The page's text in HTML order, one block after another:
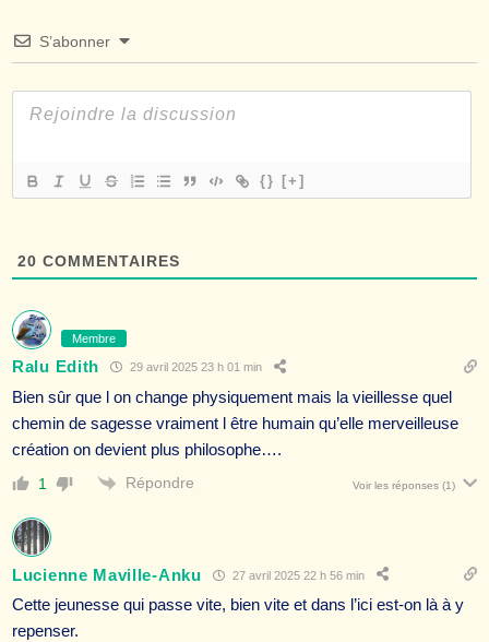
S’abonner
{} [+]
20 COMMENTAIRES
Membre
Ralu Edith 29 avril 2025 23 h 01 min
Bien sûr que l on change physiquement mais la vieillesse quel
chemin de sagesse vraiment l être humain qu’elle merveilleuse
création on devient plus philosophe….
1 Répondre Voir les réponses (1)
Lucienne Maville-Anku 27 avril 2025 22 h 56 min
Cette jeunesse qui passe vite, bien vite et dans l’ici est-on là à y
repenser.